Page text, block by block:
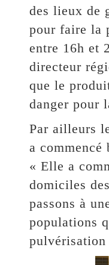
des lieux de
pour faire la
entre 16h et
directeur
que le
danger pour
Par ailleurs
a
« Elle a
domiciles
passons à
populations